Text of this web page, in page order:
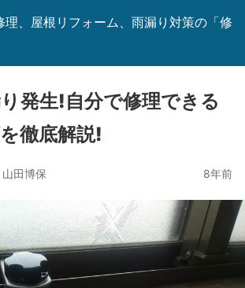
理、屋根リフォーム、雨漏り対策の「修
発生!自分で修理できる
徹底解説!
山田博保 8年前